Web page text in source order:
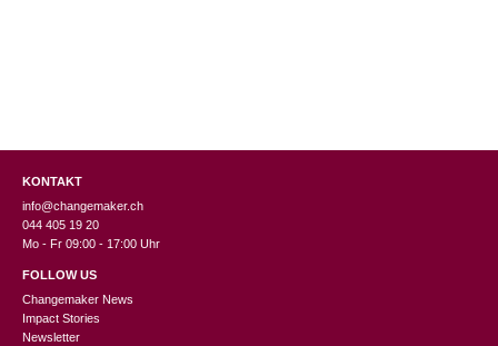
KONTAKT
info@changemaker.ch
044 405 19 20
Mo - Fr 09:00 - 17:00 Uhr
FOLLOW US
Changemaker News
Impact Stories
Newsletter